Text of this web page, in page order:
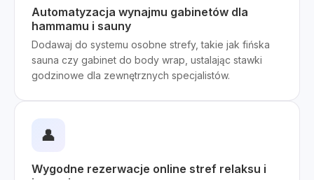
Automatyzacja wynajmu gabinetów dla
hammamu i sauny
Dodawaj do systemu osobne strefy, takie jak fińska
sauna czy gabinet do body wrap, ustalając stawki
godzinowe dla zewnętrznych specjalistów.
👤
Wygodne rezerwacje online stref relaksu i